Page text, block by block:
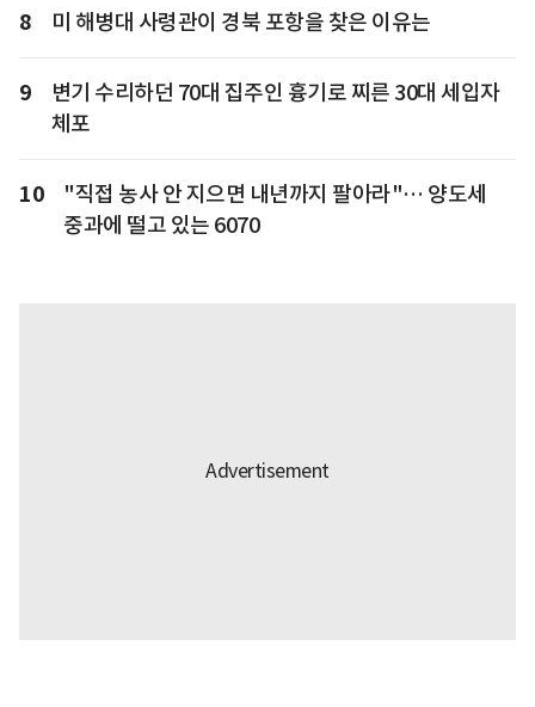
8 미 해병대 사령관이 경북 포항을 찾은 이유는
9
변기 수리하던 70대 집주인 흉기로 찌른 30대 세입자
체포
10
"직접 농사 안 지으면 내년까지 팔아라"… 양도세
중과에 떨고 있는 6070